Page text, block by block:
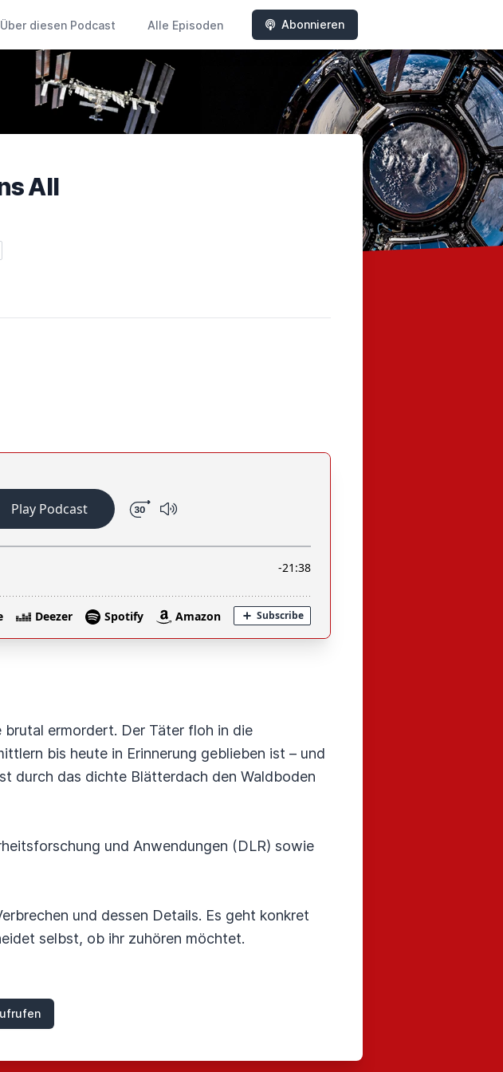
Über diesen Podcast Alle Episoden Abonnieren
All
ermordert. Der Täter floh in die
bis heute in Erinnerung geblieben ist – und
durch das dichte Blätterdach den Waldboden
und Anwendungen (DLR) sowie
und dessen Details. Es geht konkret
selbst, ob ihr zuhören möchtet.